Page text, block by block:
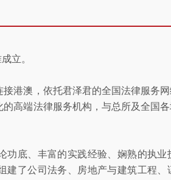
立。
港澳，依托君泽君的全国法律服务
高端法律服务机构，与总所及全国
功底、丰富的实践经验、娴熟的执
建了公司法务、房地产与建筑工程、